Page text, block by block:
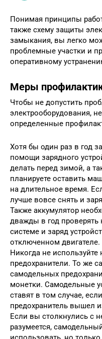
Понимая принципы
также схему защиты
замыкания, вы легко
проблемные участки и
оперативному
Меры
Чтобы не допустить
электрооборудования,
определенные
Хотя бы один раз в год
помощи зарядного
делать перед зимой, а
планируете оставить
на длительное время.
лучше вовсе снять и
Также аккумулятор
дважды в год проверять
системе и заряд
отключенном двигателе.
Никогда не
предохранители. То же
самодельных
монетки. Самодельные
ставят в том случае,
предохранитель вышел
Если вы столкнулись с
разумеется,